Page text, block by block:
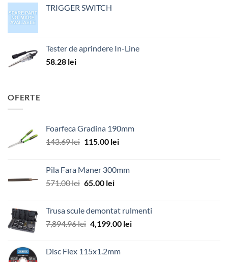
TRIGGER SWITCH
Tester de aprindere In-Line
58.28 lei
OFERTE
Foarfeca Gradina 190mm
143.69lei Prețul
fost:
143.69 lei.
115.00 leiPrețul
115.00 lei.
Pila Fara Maner 300mm
571.00lei Prețul
fost:
571.00 lei.
65.00 leiPrețul
65.00 lei.
Trusa scule demontat rulmenti
7,894.96lei Prețul
fost:
4,199.00 leiPrețul
Disc Flex 115x1.2mm